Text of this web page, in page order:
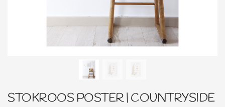
STOKROOS POSTER | COUNTRYSIDE